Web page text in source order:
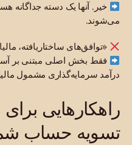
خیر. آنها یک دسته جداگانه
می‌شوند.
«توافق‌های ساختاریافته،
فقط بخش اصلی مبتنی بر
درآمد سرمایه‌گذاری مشمول
راهکارهایی
تسویه حساب